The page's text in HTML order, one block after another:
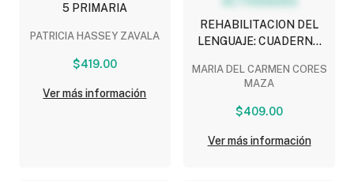
5 PRIMARIA
PATRICIA HASSEY ZAVALA
$419.00
Ver más información
REHABILITACION DEL
LENGUAJE: CUADERNO
MARIA DEL CARMEN CORES
MAZA
$409.00
Ver más información